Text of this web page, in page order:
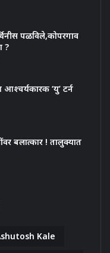
पळविले,कोपरगाव
?
‘यु’ टर्न
बलात्कार ! तालुक्यात
Kale